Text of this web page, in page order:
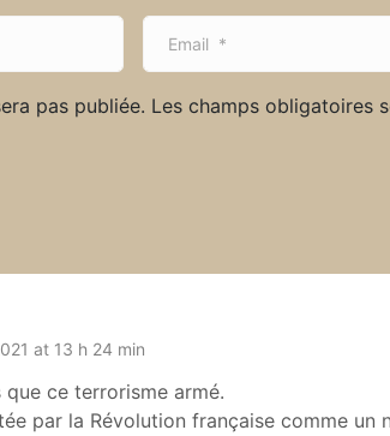
at 13 h 24 min
que ce terrorisme armé.
par la Révolution française comme
pas publiée. Les champs obligatoires
i